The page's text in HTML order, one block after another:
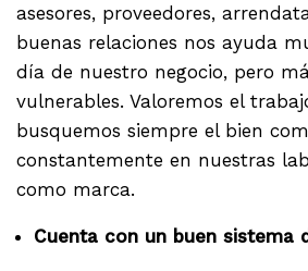
asesores, proveedores,
buenas relaciones nos ayuda
día de nuestro negocio, pero
vulnerables. Valoremos el
busquemos siempre el bien
constantemente en nuestras
como marca.
Cuenta con un buen sistema